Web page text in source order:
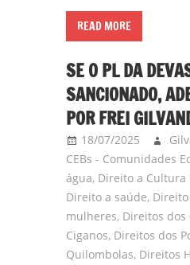
READ MORE
SE O PL DA
SANCIONADO,
POR FREI
18/07/2025
CEBs - Comunidades
água, Direito a Cultura
Direito a saúde,
mulheres, Direitos dos
Ciganos, Direitos dos
Quilombolas, Direitos